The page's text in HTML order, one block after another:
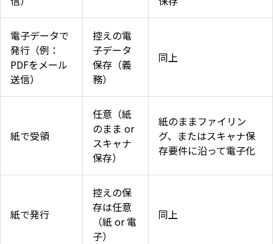
電子データで
発行（例：
PDFをメール
送信）
控えの電
子データ
保存（義
務）
同上
紙で受領
任意（紙
のまま or
スキャナ
保存）
紙のままファイリン
グ、またはスキャナ保
存要件に沿って電子化
紙で発行
控えの保
存は任意
（紙 or 電
子）
同上